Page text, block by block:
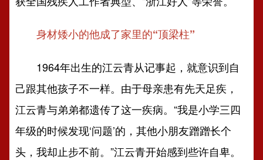
身材矮小的他成了家里的“顶梁柱”
1964年出生的江云青从记事起，就意识到自
己跟其他孩子不一样。由于母亲患有先天足疾，
江云青与弟弟都遗传了这一疾病。“我是小学三四
年级的时候发现‘问题’的，其他小朋友蹭蹭长个
头，我却止步不前。”江云青开始感到些许自卑。